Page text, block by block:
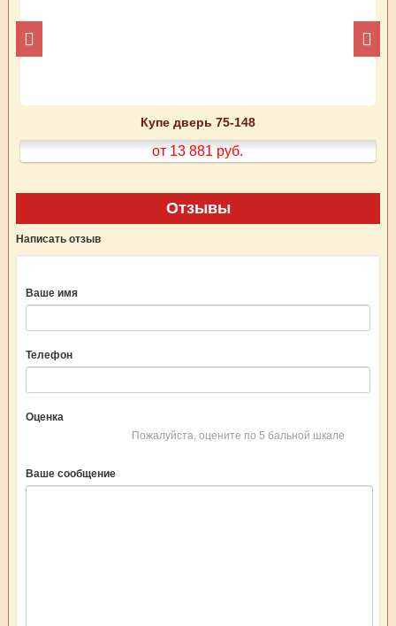
Купе дверь 75-148
от 13 881 руб.
Отзывы
Написать отзыв
Ваше имя
Телефон
Оценка
Пожалуйста, оцените по 5 бальной шкале
Ваше сообщение